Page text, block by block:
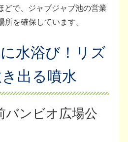
どで、ジャブジャブ池の営業
を確保しています。
水浴び！リズ
出る噴水
バンビオ広場公